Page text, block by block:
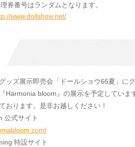
券番号はランダムとなります。
www.dollshow.net/
ッズ展示即売会「ドールショウ66夏」に
Harmonia bloom』の展示を予定していま
おります。是非お越しください！
式サイト
特設サイト